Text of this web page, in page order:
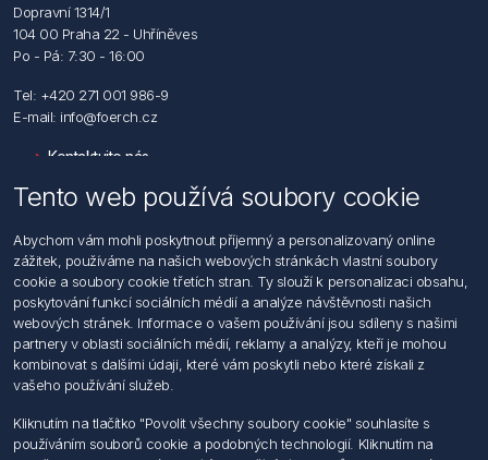
Dopravní 1314/1
104 00 Praha 22 - Uhříněves
Po - Pá: 7:30 - 16:00
Tel: +420 271 001 986-9
E-mail: info@foerch.cz
Kontaktujte nás
Hledat
Dodržování předpisů
Zásady zpracování osobních údajů fyzických osob
Podmínky zasílání elektronických dokumentu
Všeobecné dodací a obchodní podmínky
Informace o nakládaní s elektroodpadem
Můj účet
Můj účet
Tento web používá soubory cookie
Abychom vám mohli poskytnout příjemný a personalizovaný online
zážitek, používáme na našich webových stránkách vlastní soubory
cookie a soubory cookie třetích stran. Ty slouží k personalizaci obsahu,
poskytování funkcí sociálních médií a analýze návštěvnosti našich
webových stránek. Informace o vašem používání jsou sdíleny s našimi
partnery v oblasti sociálních médií, reklamy a analýzy, kteří je mohou
kombinovat s dalšími údaji, které vám poskytli nebo které získali z
vašeho používání služeb.
Kliknutím na tlačítko "Povolit všechny soubory cookie" souhlasíte s
používáním souborů cookie a podobných technologií. Kliknutím na